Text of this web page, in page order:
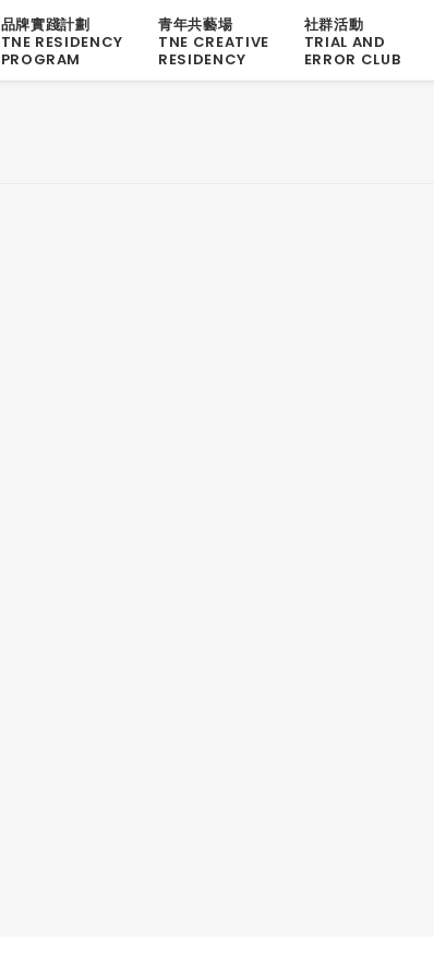
品牌實踐計劃
TNE RESIDENCY
PROGRAM
青年共藝場
TNE CREATIVE
RESIDENCY
社群活動
TRIAL AND
ERROR CLUB